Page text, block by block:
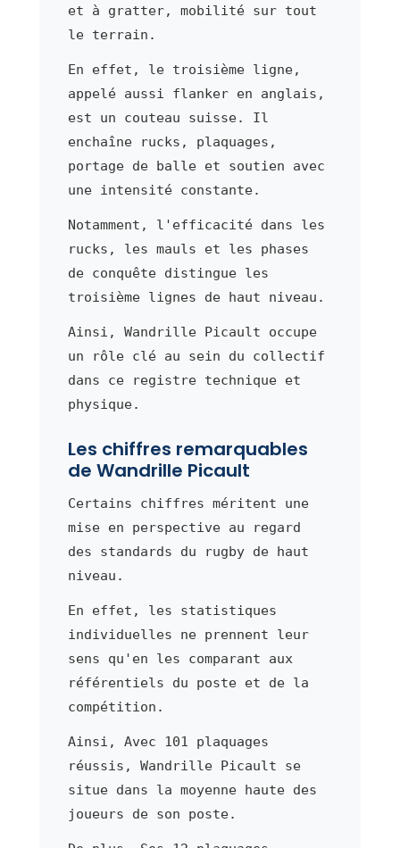
et à gratter, mobilité sur tout
le terrain.
En effet, le troisième ligne,
appelé aussi flanker en anglais,
est un couteau suisse. Il
enchaîne rucks, plaquages,
portage de balle et soutien avec
une intensité constante.
Notamment, l'efficacité dans les
rucks, les mauls et les phases
de conquête distingue les
troisième lignes de haut niveau.
Ainsi, Wandrille Picault occupe
un rôle clé au sein du collectif
dans ce registre technique et
physique.
Les chiffres remarquables
de Wandrille Picault
Certains chiffres méritent une
mise en perspective au regard
des standards du rugby de haut
niveau.
En effet, les statistiques
individuelles ne prennent leur
sens qu'en les comparant aux
référentiels du poste et de la
compétition.
Ainsi, Avec 101 plaquages
réussis, Wandrille Picault se
situe dans la moyenne haute des
joueurs de son poste.